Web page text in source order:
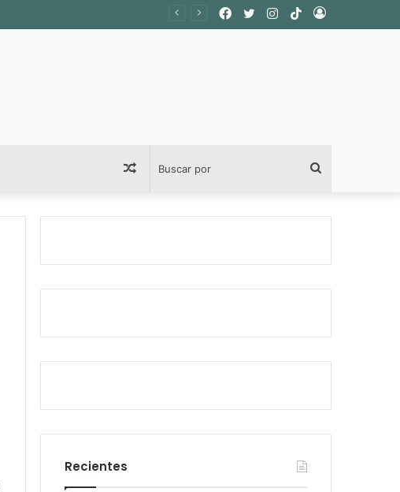
Acceso
TikTok
Instagram
Twitter
Facebook
por
Publicación
al
azar
Recientes